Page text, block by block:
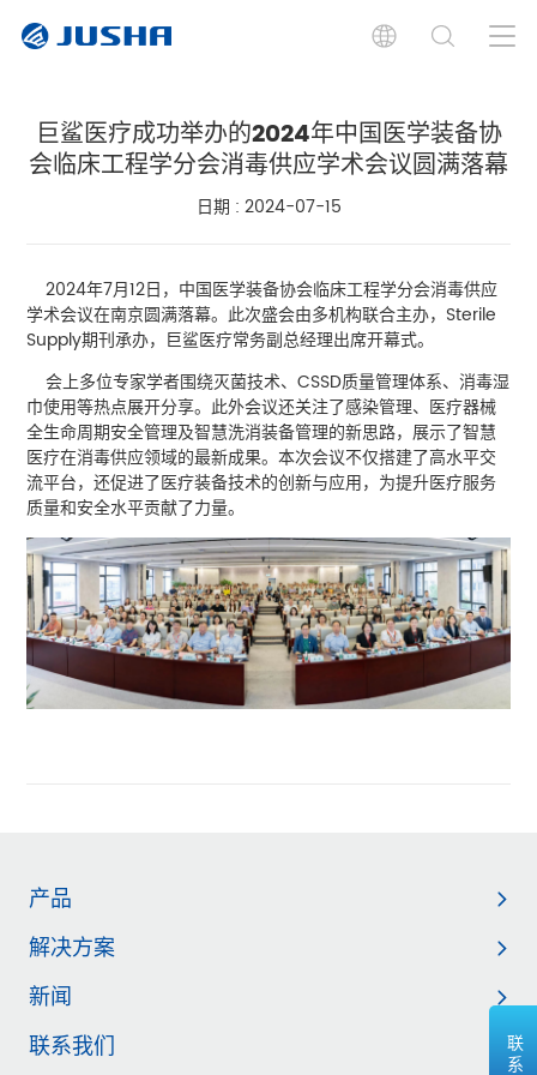
巨鲨医疗成功举办的2024年中国医学装备协
会临床工程学分会消毒供应学术会议圆满落幕
日期 : 2024-07-15
2024年7月12日，中国医学装备协会临床工程学分会消毒供应
学术会议在南京圆满落幕。此次盛会由多机构联合主办，Sterile
Supply期刊承办，巨鲨医疗常务副总经理出席开幕式。
会上多位专家学者围绕灭菌技术、CSSD质量管理体系、消毒湿
巾使用等热点展开分享。此外会议还关注了感染管理、医疗器械
全生命周期安全管理及智慧洗消装备管理的新思路，展示了智慧
医疗在消毒供应领域的最新成果。本次会议不仅搭建了高水平交
流平台，还促进了医疗装备技术的创新与应用，为提升医疗服务
质量和安全水平贡献了力量。
产品
解决方案
新闻
联系我们